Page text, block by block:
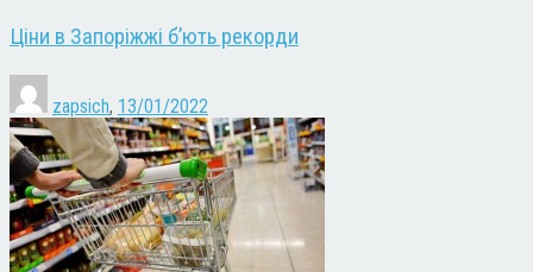
Ціни в Запоріжжі б’ють рекорди
zapsich, 13/01/2022